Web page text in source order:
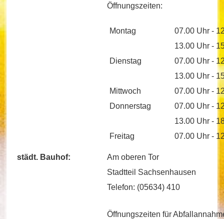
Öffnungszeiten:
Montag
07.00 Uhr -
13.00 Uhr -
Dienstag
07.00 Uhr -
13.00 Uhr -
Mittwoch
07.00 Uhr -
Donnerstag
07.00 Uhr -
13.00 Uhr -
Freitag
07.00 Uhr -
städt. Bauhof:
Am oberen Tor
Stadtteil Sachsenhausen
Telefon: (05634) 410
Öffnungszeiten für